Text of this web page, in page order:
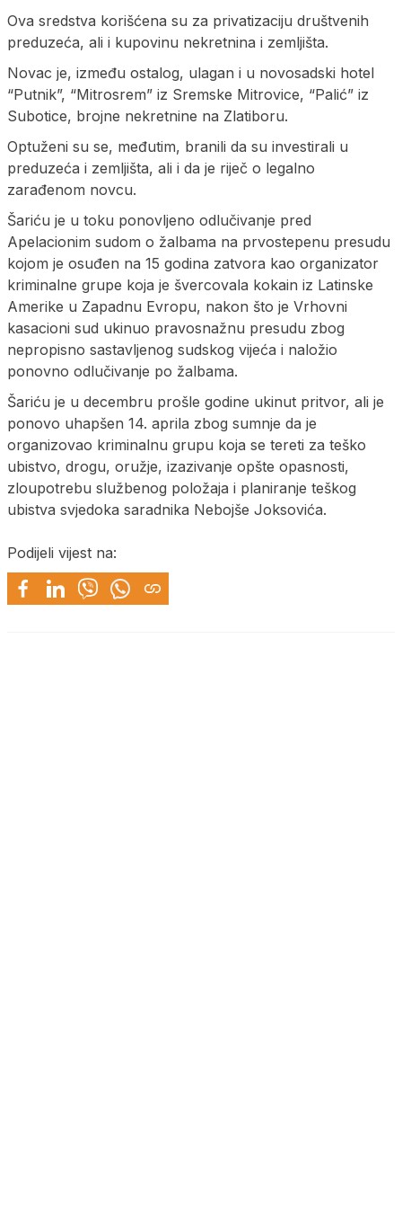
Ova sredstva korišćena su za privatizaciju društvenih
preduzeća, ali i kupovinu nekretnina i zemljišta.
Novac je, između ostalog, ulagan i u novosadski hotel
“Putnik”, “Mitrosrem” iz Sremske Mitrovice, “Palić” iz
Subotice, brojne nekretnine na Zlatiboru.
Optuženi su se, međutim, branili da su investirali u
preduzeća i zemljišta, ali i da je riječ o legalno
zarađenom novcu.
Šariću je u toku ponovljeno odlučivanje pred
Apelacionim sudom o žalbama na prvostepenu presudu
kojom je osuđen na 15 godina zatvora kao organizator
kriminalne grupe koja je švercovala kokain iz Latinske
Amerike u Zapadnu Evropu, nakon što je Vrhovni
kasacioni sud ukinuo pravosnažnu presudu zbog
nepropisno sastavljenog sudskog vijeća i naložio
ponovno odlučivanje po žalbama.
Šariću je u decembru prošle godine ukinut pritvor, ali je
ponovo uhapšen 14. aprila zbog sumnje da je
organizovao kriminalnu grupu koja se tereti za teško
ubistvo, drogu, oružje, izazivanje opšte opasnosti,
zloupotrebu službenog položaja i planiranje teškog
ubistva svjedoka saradnika Nebojše Joksovića.
Podijeli vijest na: